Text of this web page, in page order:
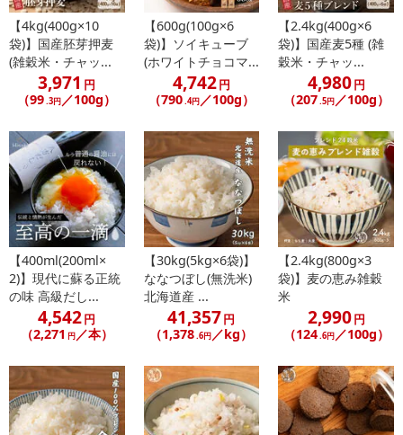
【4kg(400g×10
袋)】国産胚芽押麦
(雑穀米・チャッ...
3,971 円
（99.3円／100g）
【600g(100g×6
袋)】ソイキューブ
(ホワイトチョコマ...
4,742円
（790.4円／100g）
【2.4kg(400g×6
袋)】国産麦5種 (雑
穀米・チャッ...
4,980円
（207.5円／100g）
【400ml(200ml×
2)】現代に蘇る正統
の味 高級だし...
4,542円
（2,271 円／本）
【30kg(5kg×6袋)】
ななつぼし(無洗米)
北海道産 ...
41,357円
（1,378.6円／kg）
【2.4kg(800g×3
袋)】麦の恵み雑穀
米
2,990円
（124.6円／100g）